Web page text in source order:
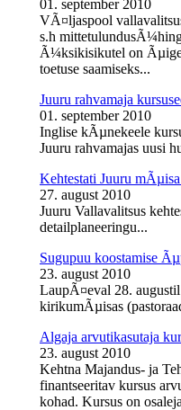
01. september 2010
VÃ¤ljaspool
s.h
Ã¼ksikisikutel on Ãµige
toetuse saamiseks...
Juuru rahvamaja
01. september 2010
Inglise kÃµnekeele
Juuru rahvamajas uusi
Kehtestati Juuru
27. august 2010
Juuru Vallavalitsus
detailplaneeringu...
Sugupuu koostamise
23. august 2010
LaupÃ¤eval 28.
kirikumÃµisas
Algaja arvutikasutaja
23. august 2010
Kehtna Majandus- ja
finantseeritav kursus
kohad. Kursus on